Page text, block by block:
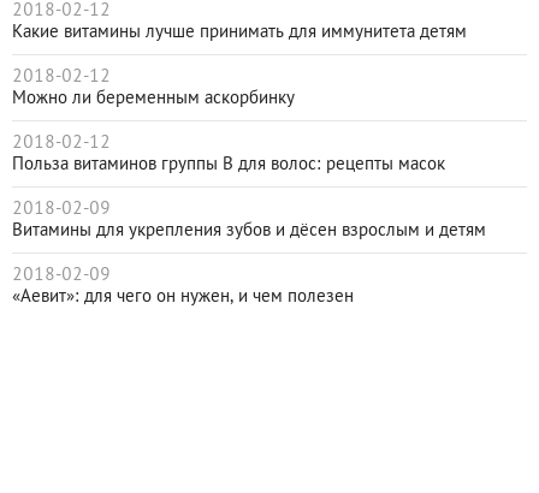
2018-02-12
Какие витамины лучше принимать для иммунитета детям
2018-02-12
Можно ли беременным аскорбинку
2018-02-12
Польза витаминов группы В для волос: рецепты масок
2018-02-09
Витамины для укрепления зубов и дёсен взрослым и детям
2018-02-09
«Аевит»: для чего он нужен, и чем полезен